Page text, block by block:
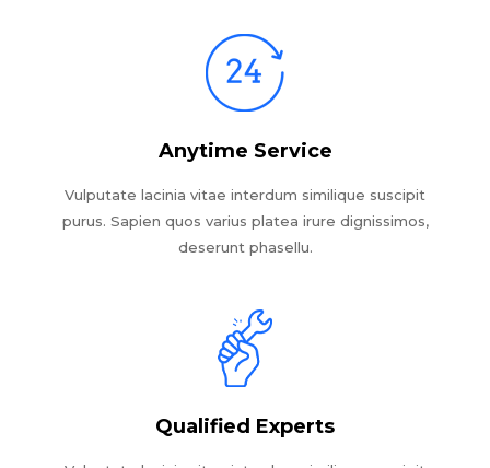
Anytime Service
Vulputate lacinia vitae interdum similique suscipit
purus. Sapien quos varius platea irure dignissimos,
deserunt phasellu.
Qualified Experts